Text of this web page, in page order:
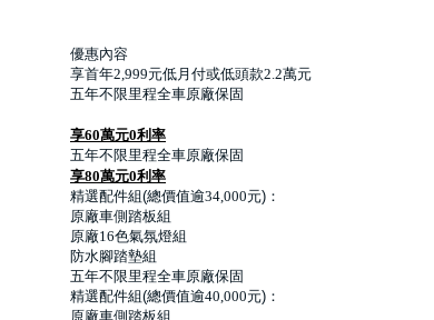
優惠內容
享首年2,999元低月付或低頭款2.2萬元
五年不限里程全車原廠保固
享60萬元0利率
五年不限里程全車原廠保固
享80萬元0利率
精選配件組(總價值逾34,000元) ：
原廠車側踏板組
原廠16色氣氛燈組
防水腳踏墊組
五年不限里程全車原廠保固
精選配件組(總價值逾40,000元) ：
原廠車側踏板組